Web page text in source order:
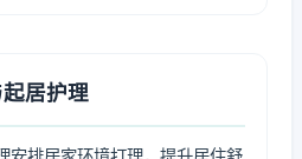
居护理